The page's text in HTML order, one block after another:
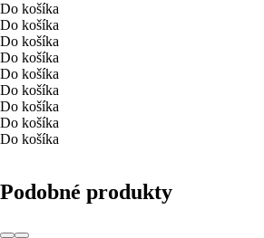
Do košíka
Do košíka
Do košíka
Do košíka
Do košíka
Do košíka
Do košíka
Do košíka
Do košíka
Podobné produkty